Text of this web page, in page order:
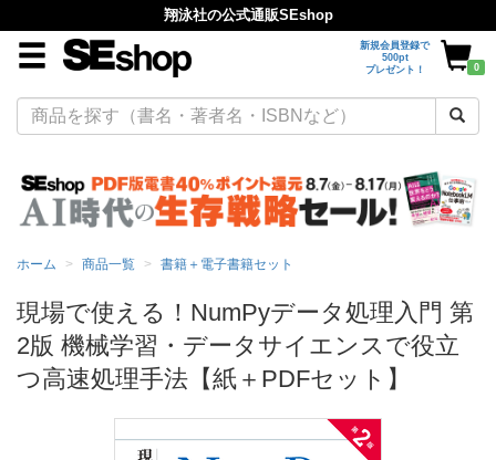
翔泳社の公式通販SEshop
新規会員登録で
500pt
プレゼント！
0
ホーム 商品一覧 書籍＋電子書籍セット
現場で使える！NumPyデータ処理入門 第
2版 機械学習・データサイエンスで役立
つ高速処理手法【紙＋PDFセット】